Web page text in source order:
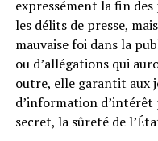
expressément la fin
les délits de presse,
mauvaise foi dans la
ou d’allégations qui
outre, elle garantit aux
d’information
secret, la sûreté de